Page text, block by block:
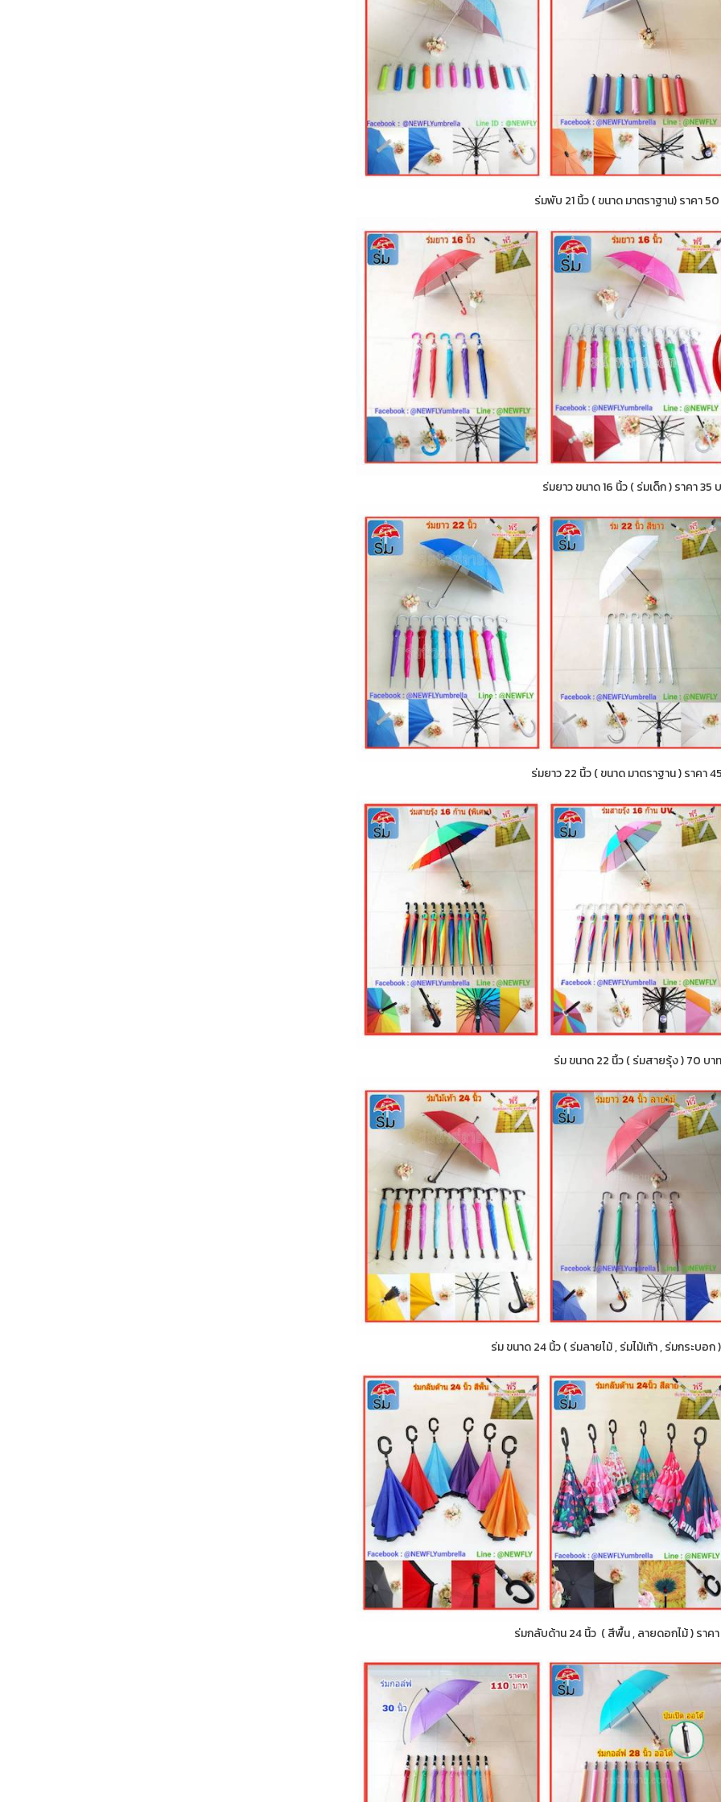
ร่มพับ 21 นิ้ว ( ขนาด มาตราฐาน) ราคา
ร่มยาว ขนาด 16 นิ้ว ( ร่มเด็ก ) ราคา 35
ร่มยาว 22 นิ้ว ( ขนาด มาตราฐาน ) ราคา
ร่ม ขนาด 22 นิ้ว ( ร่มสายรุ้ง ) 70 บาท
ร่ม ขนาด 24 นิ้ว ( ร่มลายไม้ , ร่มไม้เท้า , ร่มกระบอก
ร่มกลับด้าน 24 นิ้ว ( สีพื้น , ลายดอกไม้ ) ราค